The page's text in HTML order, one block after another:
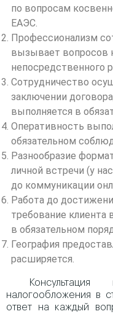
по вопросам
ЕАЭС.
Профессионализм
вызывает вопросов
непосредственного
Сотрудничество
заключении
выполняется в
Оперативность
обязательном
Разнообразие
личной встречи (у
до коммуникации
Работа до
требование клиента
в обязательном
География
расширяется.
Консультация
налогообложения в
ответ на каждый